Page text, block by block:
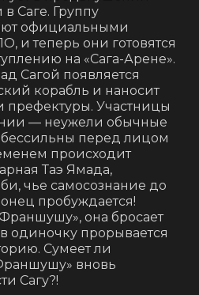
Саге. Группу
официальными
и теперь они готовятся
на «Сага-Арене».
Сагой появляется
корабль и наносит
префектуры. Участницы
— неужели обычные
перед лицом
происходит
Таэ Ямада,
чье самосознание до
пробуждается!
она бросает
одиночку прорывается
Сумеет ли
вновь
Сагу?!